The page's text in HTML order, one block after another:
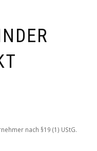
nach §19 (1) UStG.